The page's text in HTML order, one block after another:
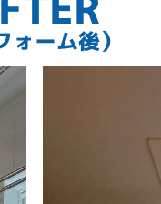
ォーム後）